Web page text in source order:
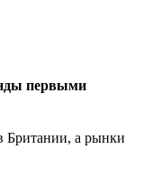
первыми
Британии, а рынки